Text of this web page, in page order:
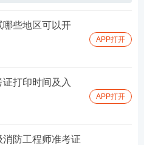
哪些地区可以开
APP打开
打印时间及入
APP打开
防工程师准考证